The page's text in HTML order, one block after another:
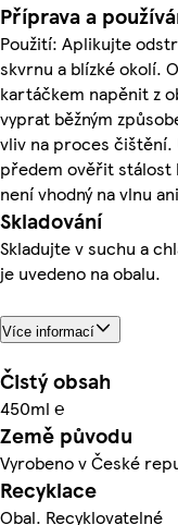
Příprava a
Použití: Aplikujte
skvrnu a blízké okolí.
kartáčkem napěnit z
vyprat běžným
vliv na proces
předem ověřit stálost
není vhodný na vlnu
Skladování
Skladujte v suchu a
je uvedeno na obalu.
Více informací
Čistý obsah
450ml ℮
Země původu
Vyrobeno v České
Recyklace
Obal. Recyklovatelné